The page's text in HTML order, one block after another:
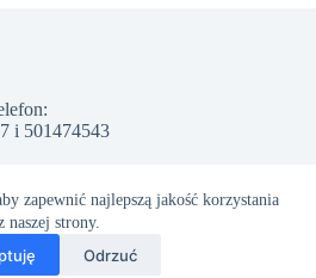
zapewnić najlepszą jakość korzystania
naszej strony.
Odrzuć
i 501474543
Email: